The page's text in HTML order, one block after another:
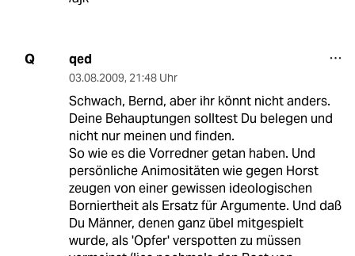
Q qed
03.08.2009, 21:48 Uhr
Schwach, Bernd, aber ihr könnt nicht anders.
Deine Behauptungen solltest Du belegen und
nicht nur meinen und finden.
So wie es die Vorredner getan haben. Und
persönliche Animositäten wie gegen Horst
zeugen von einer gewissen ideologischen
Borniertheit als Ersatz für Argumente. Und daß
Du Männer, denen ganz übel mitgespielt
wurde, als 'Opfer' verspotten zu müssen